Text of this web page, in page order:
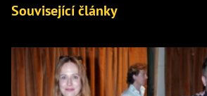
Související články